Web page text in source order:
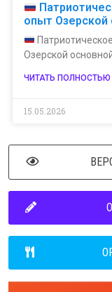
опыт
Озерской
ЧИТАТЬ ПОЛНОСТЬЮ
15.05.2026